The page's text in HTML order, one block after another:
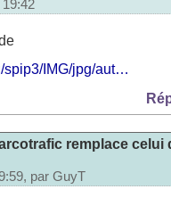
spip3/IMG/jpg/aut…
remplace celui
par GuyT